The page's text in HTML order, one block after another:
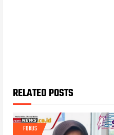
RELATED POSTS
FOKUS